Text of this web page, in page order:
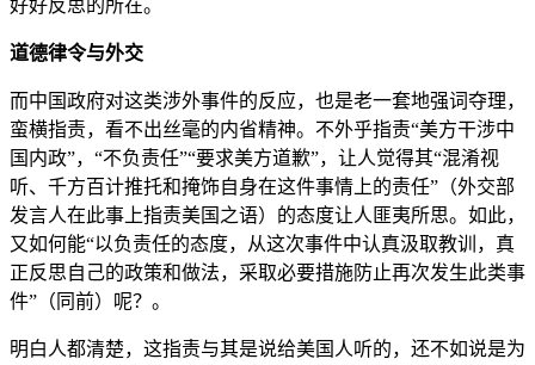
好好反思的所在。
道德律令与外交
而中国政府对这类涉外事件的反应，也是老一套地强词夺理，
蛮横指责，看不出丝毫的内省精神。不外乎指责“美方干涉中
国内政”，“不负责任”“要求美方道歉”，让人觉得其“混淆视
听、千方百计推托和掩饰自身在这件事情上的责任”（外交部
发言人在此事上指责美国之语）的态度让人匪夷所思。如此，
又如何能“以负责任的态度，从这次事件中认真汲取教训，真
正反思自己的政策和做法，采取必要措施防止再次发生此类事
件”（同前）呢？。
明白人都清楚，这指责与其是说给美国人听的，还不如说是为